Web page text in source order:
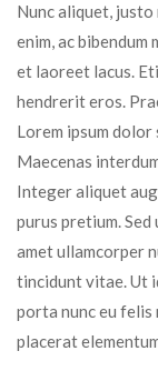
Nunc aliquet,
enim, ac bibendum
et laoreet lacus.
hendrerit eros.
Lorem ipsum
Maecenas
Integer aliquet
purus pretium.
amet ullamcorper
tincidunt vitae. Ut
porta nunc eu felis
placerat